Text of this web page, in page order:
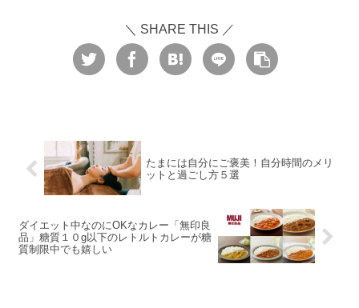
＼ SHARE THIS ／
たまには自分にご褒美！自分時間のメリ
ットと過ごし方５選
ダイエット中なのにOKなカレー「無印良
品」糖質１０g以下のレトルトカレーが糖
質制限中でも嬉しい